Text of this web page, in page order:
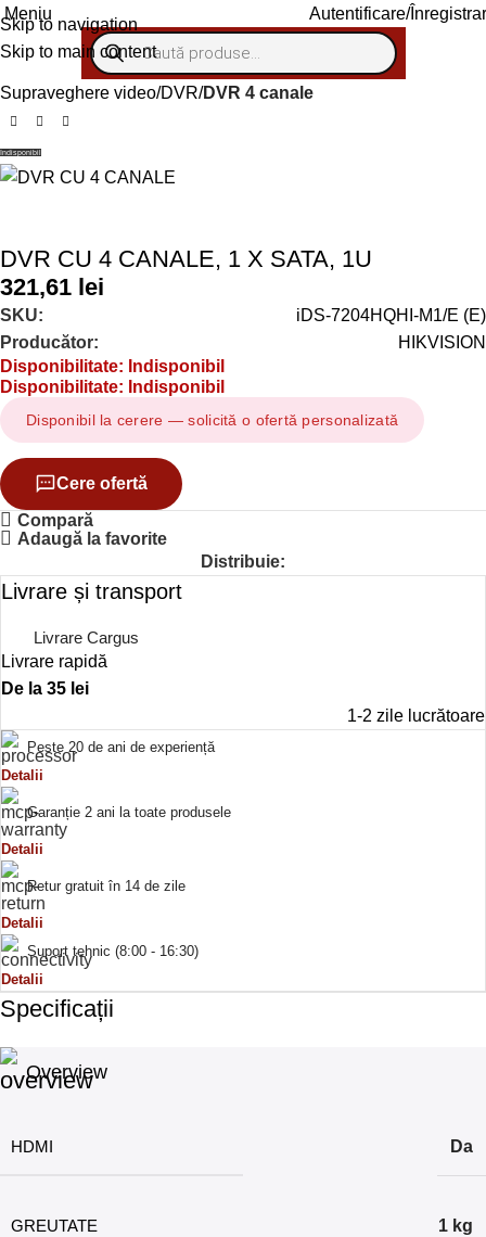
Skip to navigation
Skip to main content
Meniu Autentificare/
Supraveghere video DVR DVR 4 canale
Indisponibil
DVR CU 4 CANALE, 1 X SATA, 1U
321,61 lei
SKU:
iDS-7204HQHI-M1/E (E)
Producător:
HIKVISION
Disponibilitate: Indisponibil
Disponibilitate: Indisponibil
Disponibil la cerere — solicită o ofertă personalizată
Cere ofertă
Compară
Adaugă la favorite
Distribuie:
Livrare și transport
Livrare Cargus
Livrare rapidă
De la 35 lei
1-2 zile lucrătoare
Peste 20 de ani de experiență
Detalii
Garanție 2 ani la toate produsele
Detalii
Retur gratuit în 14 de zile
Detalii
Suport tehnic (8:00 - 16:30)
Detalii
Specificații
Overview
HDMI Da
GREUTATE 1 kg